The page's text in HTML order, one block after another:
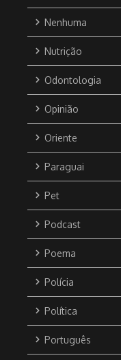
Nenhuma
Nutrição
Odontologia
Opinião
Oriente
Paraguai
Pet
Podcast
Poema
Polícia
Política
Português